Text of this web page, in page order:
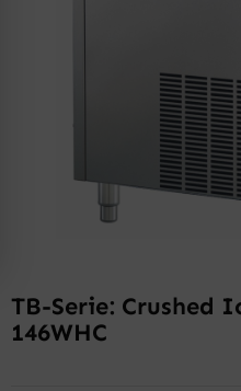
TB-Serie: Crushed
146WHC